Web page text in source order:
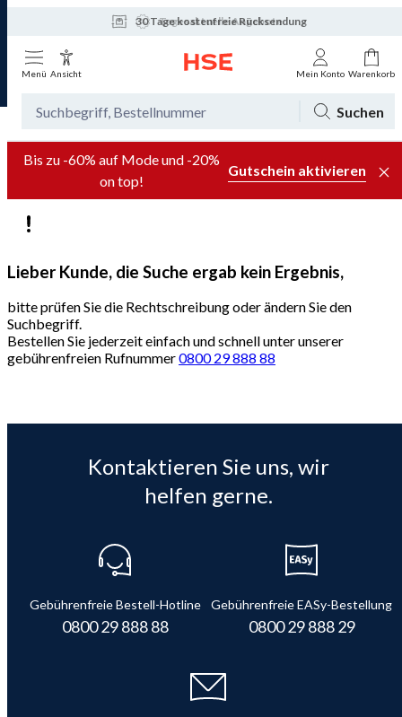
30 Tage kostenfreie Rücksendung
Tagesaktuelle Angebote
Menü Ansicht Mein Konto Warenkorb
Suchen
Bis zu -60% auf Mode und -20%
on top!
Gutschein aktivieren
Lieber Kunde, die Suche ergab kein Ergebnis,
bitte prüfen Sie die Rechtschreibung oder ändern Sie den
Suchbegriff.
Bestellen Sie jederzeit einfach und schnell unter unserer
gebührenfreien Rufnummer0800 29 888 88
Kontaktieren Sie uns, wir
helfen gerne.
Gebührenfreie Bestell-Hotline
0800 29 888 88
Gebührenfreie EASy-Bestellung
0800 29 888 29